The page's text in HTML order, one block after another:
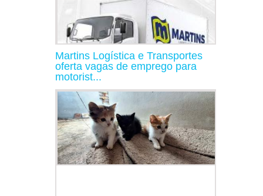
Martins Logística e Transportes
oferta vagas de emprego para
motorist...